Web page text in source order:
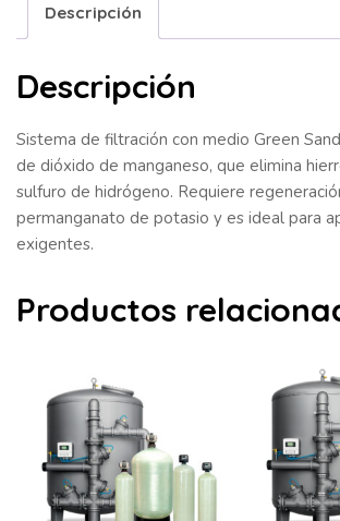
Descripción
Descripción
Sistema de filtración con medio Green
de dióxido de manganeso, que elimina
sulfuro de hidrógeno. Requiere
permanganato de potasio y es ideal para
exigentes.
Productos